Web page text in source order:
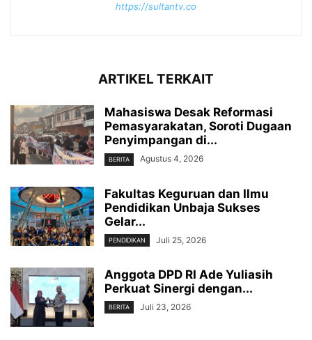
https://sultantv.co
ARTIKEL TERKAIT
Mahasiswa Desak Reformasi
Pemasyarakatan, Soroti Dugaan
Penyimpangan di...
BERITA Agustus 4, 2026
Fakultas Keguruan dan Ilmu
Pendidikan Unbaja Sukses
Gelar...
PENDIDIKAN Juli 25, 2026
Anggota DPD RI Ade Yuliasih
Perkuat Sinergi dengan...
BERITA Juli 23, 2026